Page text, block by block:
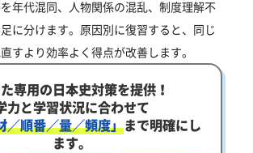
年代混同、人物関係の混乱、制度理解不
に分けます。原因別に復習すると、同じ
すより効率よく得点が改善します。
専用の日本史対策を提供！
力と学習状況に合わせて
／順番／量／頻度」まで明確にし
ます。